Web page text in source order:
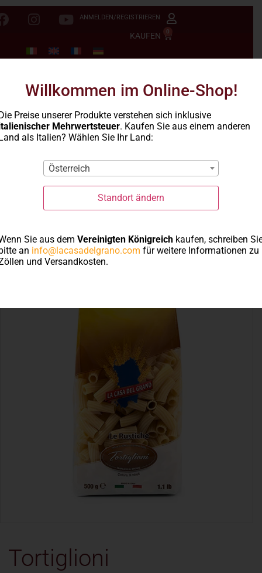
ANMELDEN/REGISTRIEREN
KAUFEN 0
La Casa del Grano-Le Rustiche- Tortiglioni
Tortiglioni
Willkommen im Online-Shop!
Preise unserer Produkte verstehen sich inklusive
Mehrwertsteuer. Kaufen Sie aus einem anderen
als Italien? Wählen Sie Ihr Land:
Österreich
Standort ändern
Sie aus dem Vereinigten Königreichkaufen, schreiben
an info@lacasadelgrano.com für weitere Informationen zu
und Versandkosten.